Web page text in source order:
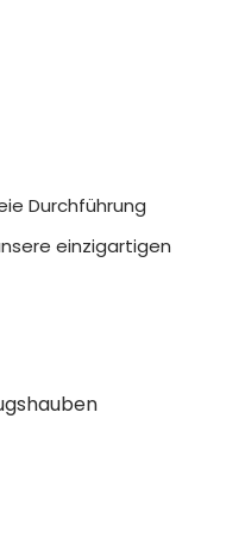
Durchführung
einzigartigen